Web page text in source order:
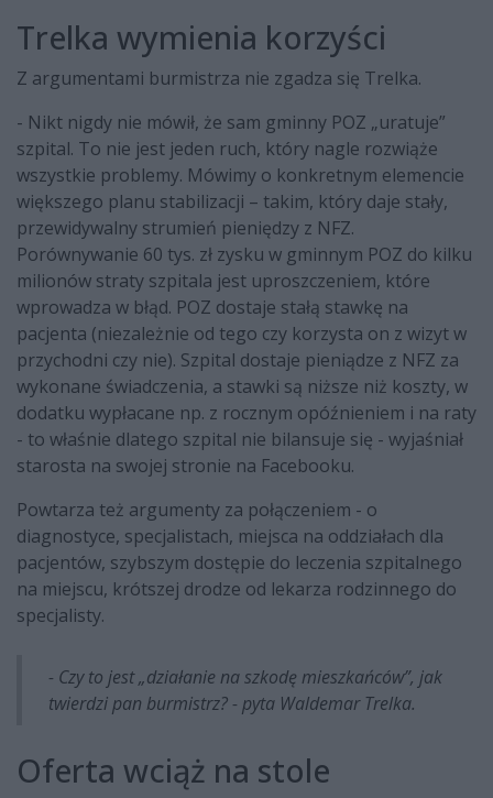
Trelka wymienia korzyści
Z argumentami burmistrza nie zgadza się Trelka.
- Nikt nigdy nie mówił, że sam gminny POZ „uratuje”
szpital. To nie jest jeden ruch, który nagle rozwiąże
wszystkie problemy. Mówimy o konkretnym elemencie
większego planu stabilizacji – takim, który daje stały,
przewidywalny strumień pieniędzy z NFZ.
Porównywanie 60 tys. zł zysku w gminnym POZ do kilku
milionów straty szpitala jest uproszczeniem, które
wprowadza w błąd. POZ dostaje stałą stawkę na
pacjenta (niezależnie od tego czy korzysta on z wizyt w
przychodni czy nie). Szpital dostaje pieniądze z NFZ za
wykonane świadczenia, a stawki są niższe niż koszty, w
dodatku wypłacane np. z rocznym opóźnieniem i na raty
- to właśnie dlatego szpital nie bilansuje się - wyjaśniał
starosta na swojej stronie na Facebooku.
Powtarza też argumenty za połączeniem - o
diagnostyce, specjalistach, miejsca na oddziałach dla
pacjentów, szybszym dostępie do leczenia szpitalnego
na miejscu, krótszej drodze od lekarza rodzinnego do
specjalisty.
- Czy to jest „działanie na szkodę mieszkańców”, jak
twierdzi pan burmistrz? - pyta Waldemar Trelka.
Oferta wciąż na stole